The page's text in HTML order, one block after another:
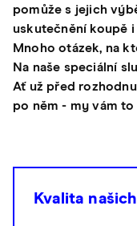
pomůže s jejich
uskutečnění koupě
Mnoho otázek, na
Na naše speciální
Ať už před
po něm - my vám to
Kvalita